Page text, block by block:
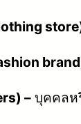
– บุคคลห